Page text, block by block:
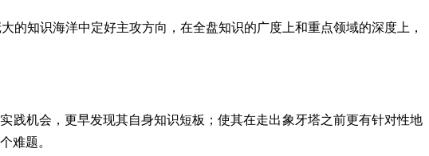
知识海洋中定好主攻方向，在全盘知识的广度上和重点领域的深度上，
践机会，更早发现其自身知识短板；使其在走出象牙塔之前更有针对性地
难题。